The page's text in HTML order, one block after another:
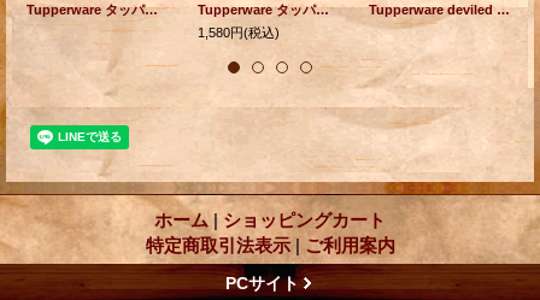
Tupperware タッパーウェア （ユーズド） ベルボピー/ストーレージ/コンテナボウル color: グリーン size: Ø11.5(W13)×H9.4×Ø8.8(cm)
Tupperware タッパーウェア 保存容器 レモンイエロー
1,580円(税込)
Tupperware deviled egg carrier タッパーウェア エッグキャリアー
ホーム | ショッピングカート
特定商取引法表示 | ご利用案内
PCサイト